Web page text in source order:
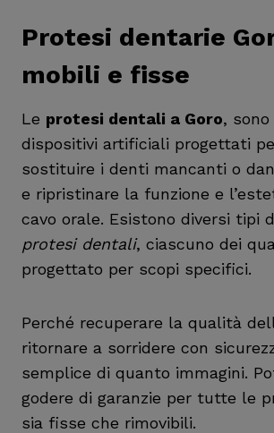
Protesi dentarie
mobili e fisse
Le protesi dentali a Goro, sono
dispositivi artificiali progettati
sostituire i denti mancanti o
e ripristinare la funzione e
cavo orale. Esistono diversi tipi
protesi dentali, ciascuno dei
progettato per scopi specifici.
Perché recuperare la qualità
ritornare a sorridere con
semplice di quanto immagini.
godere di garanzie per tutte le
sia fisse che rimovibili.